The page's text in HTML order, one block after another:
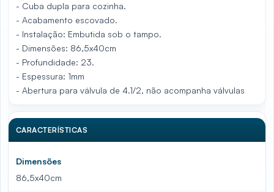
- Cuba dupla para cozinha.
- Acabamento escovado.
- Instalação: Embutida sob o tampo.
- Dimensões: 86,5x40cm
- Profundidade: 23.
- Espessura: 1mm
- Abertura para válvula de 4.1/2, não acompanha válvulas
CARACTERÍSTICAS
Dimensões
86,5x40cm